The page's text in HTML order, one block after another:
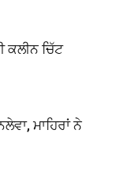
ਕਲੀਨ ਚਿੱਟ
ਮਾਹਿਰਾਂ ਨੇ